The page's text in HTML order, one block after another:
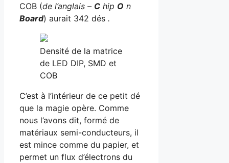
COB (de l’anglais – C hip O n
Board) aurait 342 dés .
Densité de la matrice
de LED DIP, SMD et
COB
C’est à l’intérieur de ce petit dé
que la magie opère. Comme
nous l’avons dit, formé de
matériaux semi-conducteurs, il
est mince comme du papier, et
permet un flux d’électrons du